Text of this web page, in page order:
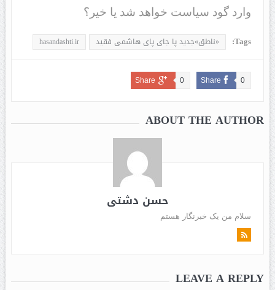
وارد گود سیاست خواهد شد یا خیر؟
Tags: «ناطق»جدید پا جای پای هاشمی فقید hasandashti.ir
Share 0
Share 0
ABOUT THE AUTHOR
حسن دشتی
سلام من یک خبرنگار هستم
LEAVE A REPLY